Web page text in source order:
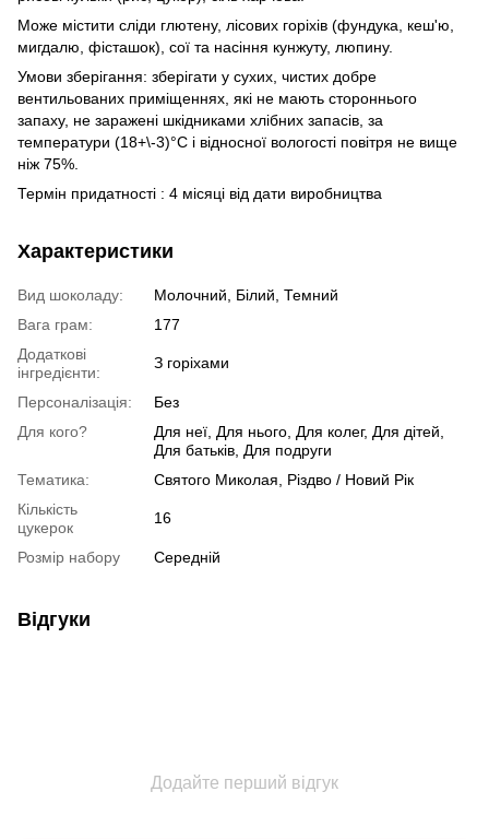
Може містити сліди глютену, лісових горіхів (фундука, кеш'ю,
мигдалю, фісташок), сої та насіння кунжуту, люпину.
Умови зберігання: зберігати у сухих, чистих добре
вентильованих приміщеннях, які не мають стороннього
запаху, не заражені шкідниками хлібних запасів, за
температури (18+\-3)°С і відносної вологості повітря не вище
ніж 75%.
Термін придатності : 4 місяці від дати виробництва
Характеристики
Вид шоколаду:
Молочний, Білий, Темний
Вага грам:
177
Додаткові
інгредієнти:
З горіхами
Персоналізація:
Без
Для кого?
Для неї, Для нього, Для колег, Для дітей,
Для батьків, Для подруги
Тематика:
Святого Миколая, Різдво / Новий Рік
Кількість
цукерок
16
Розмір набору Середній
Відгуки
Додайте перший відгук